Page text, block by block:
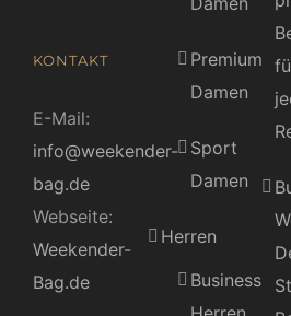
KONTAKT
E-Mail:
info@weekender-
bag.de
Webseite:
Weekender-
Bag.de
Premium
Damen
Sport
Damen
Herren
Business